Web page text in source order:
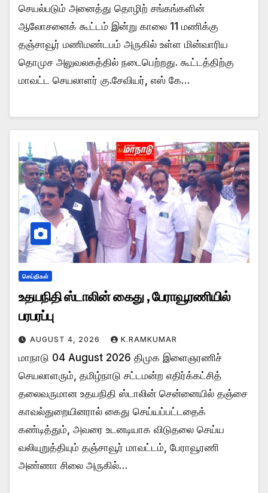
செயல்படும் அனைத்து தொழிற் சங்கங்களின்
ஆலோசனைக் கூட்டம் இன்று காலை 11 மணிக்கு
தஞ்சாவூர் மணிமண்டபம் அருகில் உள்ள மின்வாரிய
தொமுச அலுவலகத்தில் நடைபெற்றது. கூட்டத்திற்கு
மாவட்ட செயலாளர் கு.சேவியர், எஸ் கே…
செய்திகள்
உதயநிதி ஸ்டாலின் கைது , பேராவூரணியில்
பரபரப்பு
AUGUST 4, 2026 K.RAMKUMAR
மாநாடு 04 August 2026 திமுக இளைஞரணிச்
செயலாளரும், தமிழ்நாடு சட்டமன்ற எதிர்க்கட்சித்
தலைவருமான உதயநிதி ஸ்டாலின் சென்னையில் தஞ்சை
காவல்துறையினரால் கைது செய்யப்பட்டதைக்
கண்டித்தும், அவரை உடனடியாக விடுதலை செய்ய
வலியுறுத்தியும் தஞ்சாவூர் மாவட்டம், பேராவூரணி
அண்ணா சிலை அருகில்…